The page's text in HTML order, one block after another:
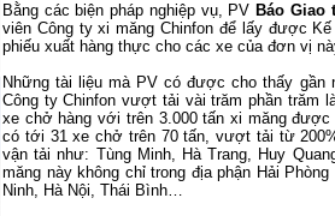
Bằng các biện pháp nghiệp vụ, PV Báo Giao
viên Công ty xi măng Chinfon để lấy được
phiếu xuất hàng thực cho các xe của đơn vị
Những tài liệu mà PV có được cho thấy gần
Công ty Chinfon vượt tải vài trăm phần
xe chở hàng với trên 3.000 tấn xi măng
có tới 31 xe chở trên 70 tấn, vượt tải từ
vận tải như: Tùng Minh, Hà Trang, Huy
măng này không chỉ trong địa phận Hải
Ninh, Hà Nội, Thái Bình…